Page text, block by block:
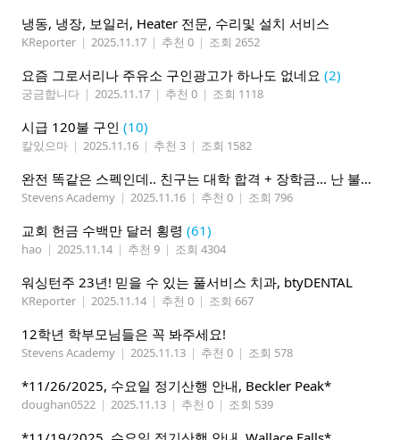
냉동, 냉장, 보일러, Heater 전문, 수리및 설치 서비스
KReporter | 2025.11.17 | 추천 0 | 조회 2652
요즘 그로서리나 주유소 구인광고가 하나도 없네요 (2)
궁금합니다 | 2025.11.17 | 추천 0 | 조회 1118
시급 120불 구인 (10)
칼있으마 | 2025.11.16 | 추천 3 | 조회 1582
완전 똑같은 스펙인데.. 친구는 대학 합격 + 장학금... 난 불합격 됐어요!
Stevens Academy | 2025.11.16 | 추천 0 | 조회 796
교회 헌금 수백만 달러 횡령 (61)
hao | 2025.11.14 | 추천 9 | 조회 4304
워싱턴주 23년! 믿을 수 있는 풀서비스 치과, btyDENTAL
KReporter | 2025.11.14 | 추천 0 | 조회 667
12학년 학부모님들은 꼭 봐주세요!
Stevens Academy | 2025.11.13 | 추천 0 | 조회 578
*11/26/2025, 수요일 정기산행 안내, Beckler Peak*
doughan0522 | 2025.11.13 | 추천 0 | 조회 539